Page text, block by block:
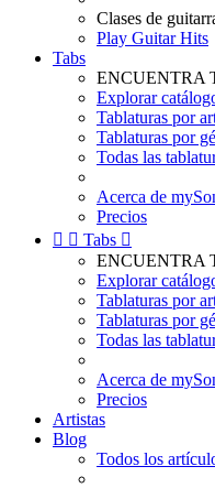
Clases de
Play Guitar Hits
Tabs
ENCUENTRA
Explorar
Tablaturas por
Tablaturas por
Todas las
Acerca de
Precios
  Tabs 
ENCUENTRA
Explorar
Tablaturas por
Tablaturas por
Todas las
Acerca de
Precios
Artistas
Blog
Todos los